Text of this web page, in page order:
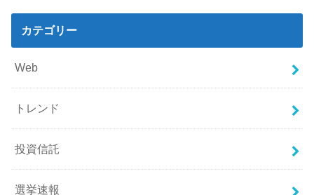
カテゴリー
Web
トレンド
投資信託
選挙速報